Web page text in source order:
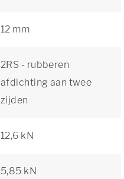
12 mm
2RS - rubberen
afdichting aan twee
zijden
12,6 kN
5,85 kN